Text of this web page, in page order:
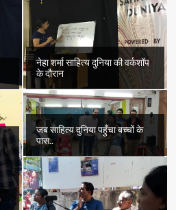
नेहा शर्मा साहित्य दुनिया की वर्कशॉप
के दौरान
जब साहित्य दुनिया पहुँचा बच्चों के
पास..